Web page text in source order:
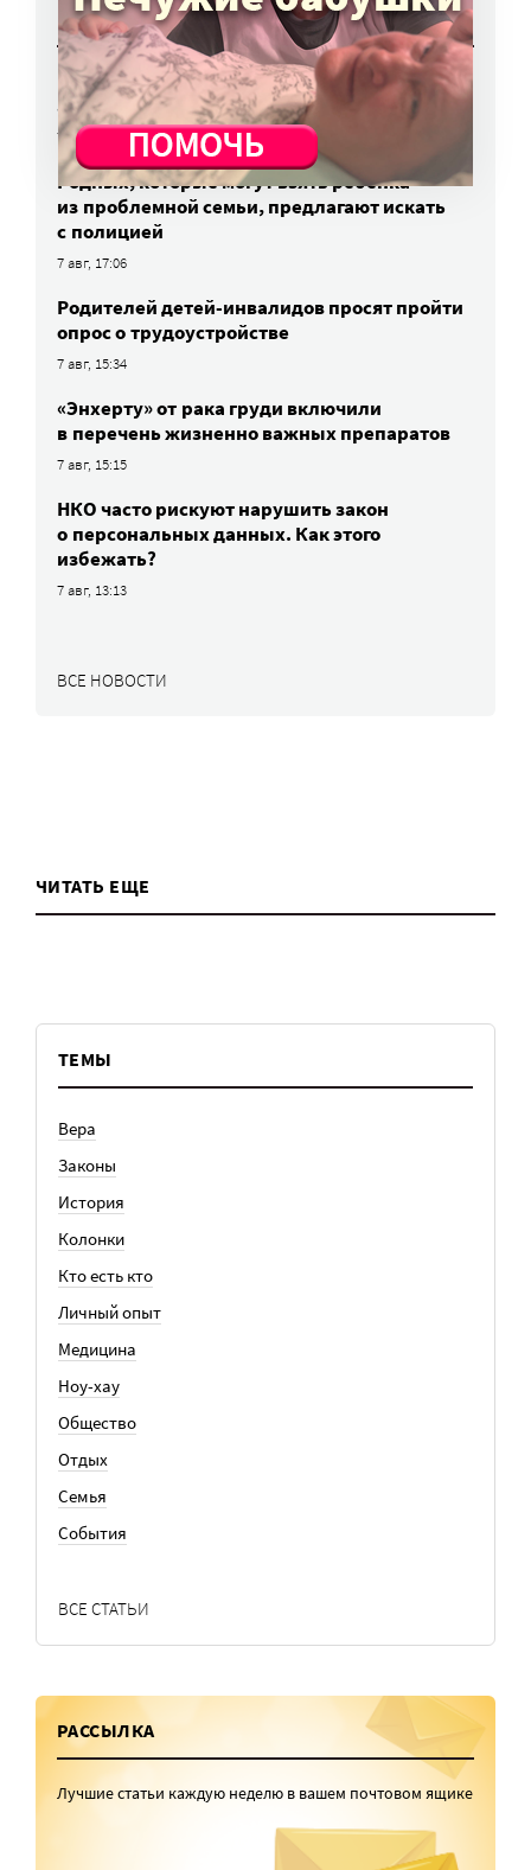
НОВОСТИ
Вторая волна клещей ожидается в конце
августа — начале сентября
7 авг, 19:25
Родных, которые могут взять ребенка
из проблемной семьи, предлагают искать
с полицией
7 авг, 17:06
Родителей детей-инвалидов просят пройти
опрос о трудоустройстве
7 авг, 15:34
«Энхерту» от рака груди включили
в перечень жизненно важных препаратов
7 авг, 15:15
НКО часто рискуют нарушить закон
о персональных данных. Как этого
избежать?
7 авг, 13:13
ВСЕ НОВОСТИ
ЧИТАТЬ ЕЩЕ
ТЕМЫ
Вера
Законы
История
Колонки
Кто есть кто
Личный опыт
Медицина
Ноу-хау
Общество
Отдых
Семья
События
ВСЕ СТАТЬИ
РАССЫЛКА
Лучшие статьи каждую неделю в вашем почтовом ящике